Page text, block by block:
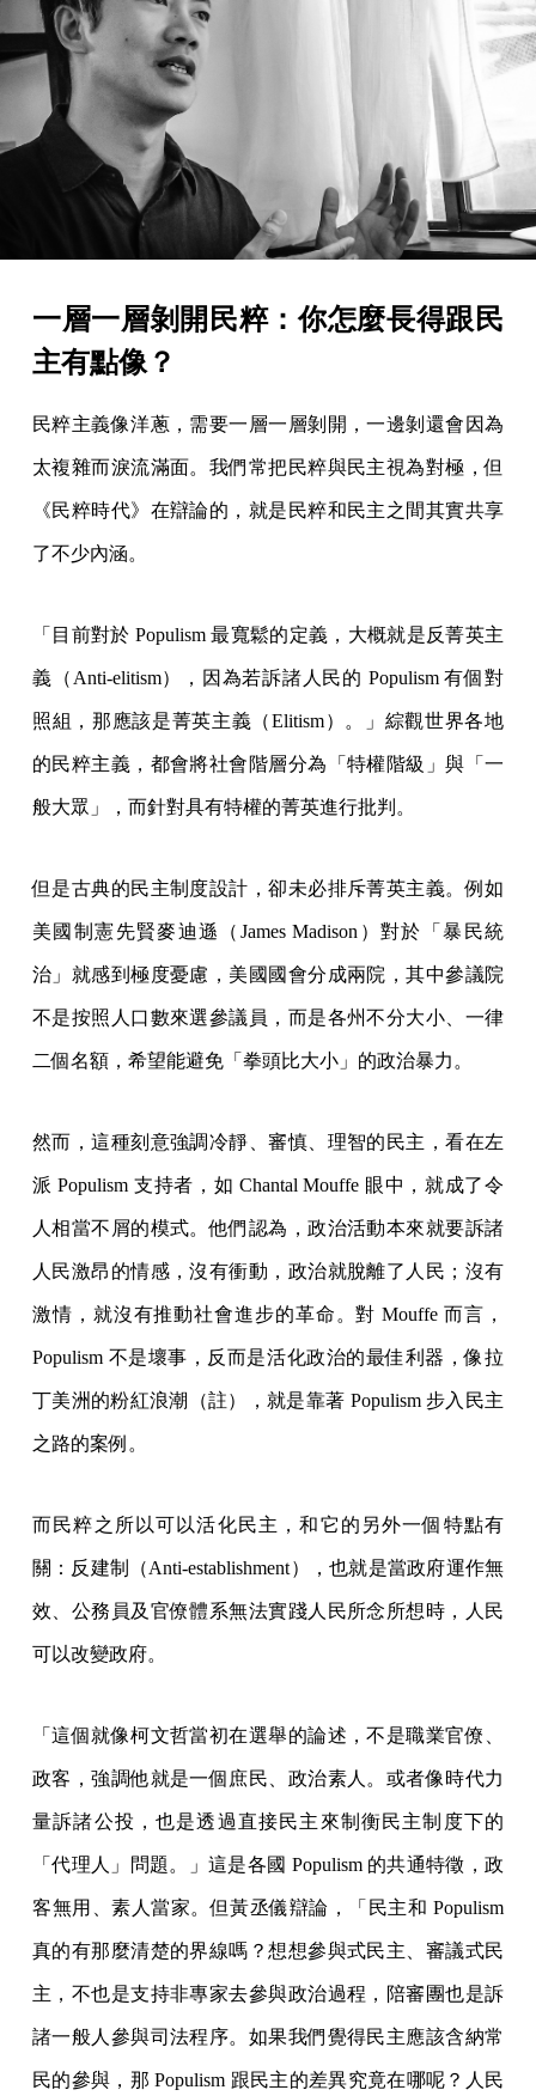
一層一層剝開民粹：你怎麼長得跟民
主有點像？
民粹主義像洋蔥，需要一層一層剝開，一邊剝還會因為
太複雜而淚流滿面。我們常把民粹與民主視為對極，但
《民粹時代》在辯論的，就是民粹和民主之間其實共享
了不少內涵。
「目前對於 Populism 最寬鬆的定義，大概就是反菁英主
義（Anti-elitism），因為若訴諸人民的 Populism 有個對
照組，那應該是菁英主義（Elitism）。」綜觀世界各地
的民粹主義，都會將社會階層分為「特權階級」與「一
般大眾」，而針對具有特權的菁英進行批判。
但是古典的民主制度設計，卻未必排斥菁英主義。例如
美國制憲先賢麥迪遜（James Madison）對於「暴民統
治」就感到極度憂慮，美國國會分成兩院，其中參議院
不是按照人口數來選參議員，而是各州不分大小、一律
二個名額，希望能避免「拳頭比大小」的政治暴力。
然而，這種刻意強調冷靜、審慎、理智的民主，看在左
派 Populism 支持者，如 Chantal Mouffe 眼中，就成了令
人相當不屑的模式。他們認為，政治活動本來就要訴諸
人民激昂的情感，沒有衝動，政治就脫離了人民；沒有
激情，就沒有推動社會進步的革命。對 Mouffe 而言，
Populism 不是壞事，反而是活化政治的最佳利器，像拉
丁美洲的粉紅浪潮（註），就是靠著 Populism 步入民主
之路的案例。
而民粹之所以可以活化民主，和它的另外一個特點有
關：反建制（Anti-establishment），也就是當政府運作無
效、公務員及官僚體系無法實踐人民所念所想時，人民
可以改變政府。
「這個就像柯文哲當初在選舉的論述，不是職業官僚、
政客，強調他就是一個庶民、政治素人。或者像時代力
量訴諸公投，也是透過直接民主來制衡民主制度下的
「代理人」問題。」這是各國 Populism 的共通特徵，政
客無用、素人當家。但黃丞儀辯論，「民主和 Populism
真的有那麼清楚的界線嗎？想想參與式民主、審議式民
主，不也是支持非專家去參與政治過程，陪審團也是訴
諸一般人參與司法程序。如果我們覺得民主應該含納常
民的參與，那 Populism 跟民主的差異究竟在哪呢？人民